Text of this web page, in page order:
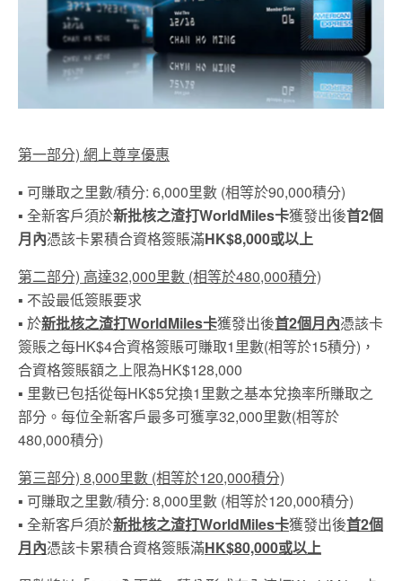
第一部分) 網上尊享優惠
▪ 可賺取之里數/積分: 6,000里數 (相等於90,000積分)
▪ 全新客戶須於新批核之渣打WorldMiles卡獲發出後首2個
月內憑該卡累積合資格簽賬滿HK$8,000或以上
第二部分) 高達32,000里數 (相等於480,000積分)
▪ 不設最低簽賬要求
▪ 於新批核之渣打WorldMiles卡獲發出後首2個月內憑該卡
簽賬之每HK$4合資格簽賬可賺取1里數(相等於15積分)，
合資格簽賬額之上限為HK$128,000
▪ 里數已包括從每HK$5兌換1里數之基本兌換率所賺取之
部分。每位全新客戶最多可獲享32,000里數(相等於
480,000積分)
第三部分) 8,000里數 (相等於120,000積分)
▪ 可賺取之里數/積分: 8,000里數 (相等於120,000積分)
▪ 全新客戶須於新批核之渣打WorldMiles卡獲發出後首2個
月內憑該卡累積合資格簽賬滿HK$80,000或以上